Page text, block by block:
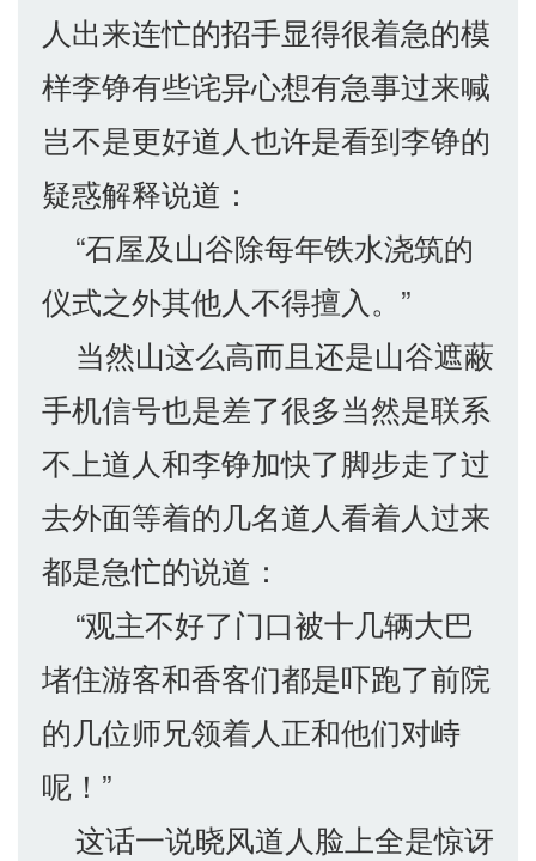
人出来连忙的招手显得很着急的模
样李铮有些诧异心想有急事过来喊
岂不是更好道人也许是看到李铮的
疑惑解释说道：
“石屋及山谷除每年铁水浇筑的
仪式之外其他人不得擅入。”
当然山这么高而且还是山谷遮蔽
手机信号也是差了很多当然是联系
不上道人和李铮加快了脚步走了过
去外面等着的几名道人看着人过来
都是急忙的说道：
“观主不好了门口被十几辆大巴
堵住游客和香客们都是吓跑了前院
的几位师兄领着人正和他们对峙
呢！”
这话一说晓风道人脸上全是惊讶